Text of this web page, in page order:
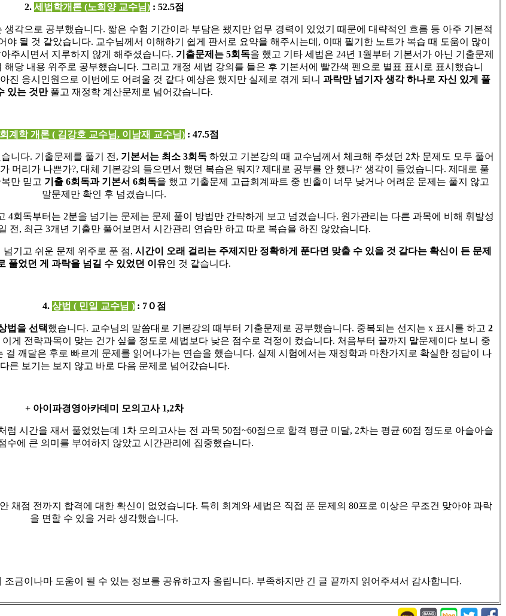
2. 세법학개론 (노희양 교수님): 52.5점
생각으로 공부했습니다. 짧은 수험 기간이라 부담은 됐지만 업무 경력이 있었기 때문에 대략적인 흐름 등 아주 기본적
야 될 것 같았습니다. 교수님께서 이해하기 쉽게 판서로 요약을 해주시는데 , 이때 필기한 노트가 복습 때 도움이 많이
주시면서 지루하지 않게 해주셨습니다. 기출문제는 5회독을 했고 기타 세법은 24년 1 월부터 기본서가 아닌 기출문제
해당 내용 위주로 공부했습니다. 그리고 개정 세법 강의를 들은 후 기본서에 빨간색 펜으로 별표 표시로 표시했습니
진 응시인원으로 이번에도 어려울 것 같다 예상은 했지만 실제로 겪게 되니 과락만 넘기자 생각 하나로 자신 있게 풀
있는 것만 풀고 재정학 계산문제로 넘어갔습니다.
회계학 개론 ( 김강호 교수님, 이남재 교수님): 47.5점
니다. 기출문제를 풀기 전 , 기본서는 최소 3회독 하였고 기본강의 때 교수님께서 체크해 주셨던 2차 문제도 모두 풀어
머리가 나쁜가?, 대체 기본강의 들으면서 했던 복습은 뭐지 ? 제대로 공부를 안 했나?‘ 생각이 들었습니다. 제대로 풀
만 믿고 기출 6회독과 기본서 6회독을 했고 기출문제 고급회계파트 중 빈출이 너무 낮거나 어려운 문제는 풀지 않고
말문제만 확인 후 넘겼습니다.
4회독부터는 2분을 넘기는 문제는 문제 풀이 방법만 간략하게 보고 넘겼습니다. 원가관리는 다른 과목에 비해 휘발성
전 , 최근 3개년 기출만 풀어보면서 시간관리 연습만 하고 따로 복습을 하진 않았습니다.
기고 쉬운 문제 위주로 푼 점, 시간이 오래 걸리는 주제지만 정확하게 푼다면 맞출 수 있을 것 같다는 확신이 든 문제
풀었던 게 과락을 넘길 수 있었던 이유인 것 같습니다.
4. 상법 ( 민일 교수님 ): 7０ 점
법을 선택했습니다. 교수님의 말씀대로 기본강의 때부터 기출문제로 공부했습니다. 중복되는 선지는 x 표시를 하고 2
게 전략과목이 맞는 건가 싶을 정도로 세법보다 낮은 점수로 걱정이 컸습니다. 처음부터 끝까지 말문제이다 보니 중
깨달은 후로 빠르게 문제를 읽어나가는 연습을 했습니다. 실제 시험에서는 재정학과 마찬가지로 확실한 정답이 나
른 보기는 보지 않고 바로 다음 문제로 넘어갔습니다.
+ 아이파경영아카데미 모의고사 1,2차
럼 시간을 재서 풀었었는데 1 차 모의고사는 전 과목 50점~60점으로 합격 평균 미달, 2차는 평균 60점 정도로 아슬아슬
수에 큰 의미를 부여하지 않았고 시간관리에 집중했습니다.
채점 전까지 합격에 대한 확신이 없었습니다. 특히 회계와 세법은 직접 푼 문제의 80프로 이상은 무조건 맞아야 과락
을 면할 수 있을 거라 생각했습니다.
금이나마 도움이 될 수 있는 정보를 공유하고자 올립니다. 부족하지만 긴 글 끝까지 읽어주셔서 감사합니다.